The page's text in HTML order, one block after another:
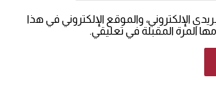
الإلكتروني، والموقع الإلكتروني في هذا
المرة المقبلة في تعليقي.